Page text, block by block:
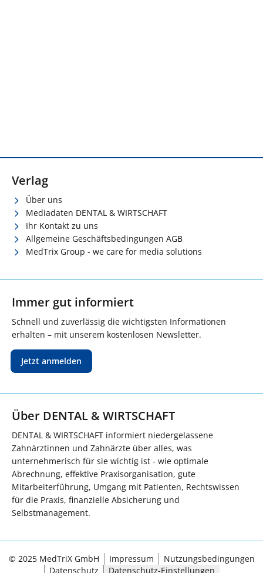
Verlag
Über uns
Mediadaten DENTAL & WIRTSCHAFT
Ihr Kontakt zu uns
Allgemeine Geschäftsbedingungen AGB
MedTrix Group - we care for media solutions
Immer gut informiert
Schnell und zuverlässig die wichtigsten Informationen
erhalten – mit unserem kostenlosen Newsletter.
Jetzt anmelden
Über DENTAL & WIRTSCHAFT
DENTAL & WIRTSCHAFT informiert niedergelassene
Zahnärztinnen und Zahnärzte über alles, was
unternehmerisch für sie wichtig ist - wie optimale
Abrechnung, effektive Praxisorganisation, gute
Mitarbeiterführung, Umgang mit Patienten, Rechtswissen
für die Praxis, finanzielle Absicherung und
Selbstmanagement.
© 2025 MedTriX GmbH Impressum
Nutzungsbedingungen
Datenschutz
Datenschutz-Einstellungen